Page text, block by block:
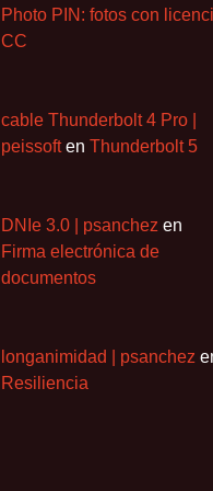
Photo PIN: fotos con
CC
cable Thunderbolt 4 Pro |
peissoften Thunderbolt 5
DNIe 3.0 | psanchez en
Firma electrónica de
documentos
longanimidad | psanchez
Resiliencia